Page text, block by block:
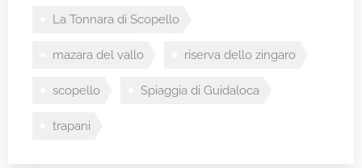
La Tonnara di Scopello
mazara del vallo riserva dello zingaro
scopello Spiaggia di Guidaloca
trapani